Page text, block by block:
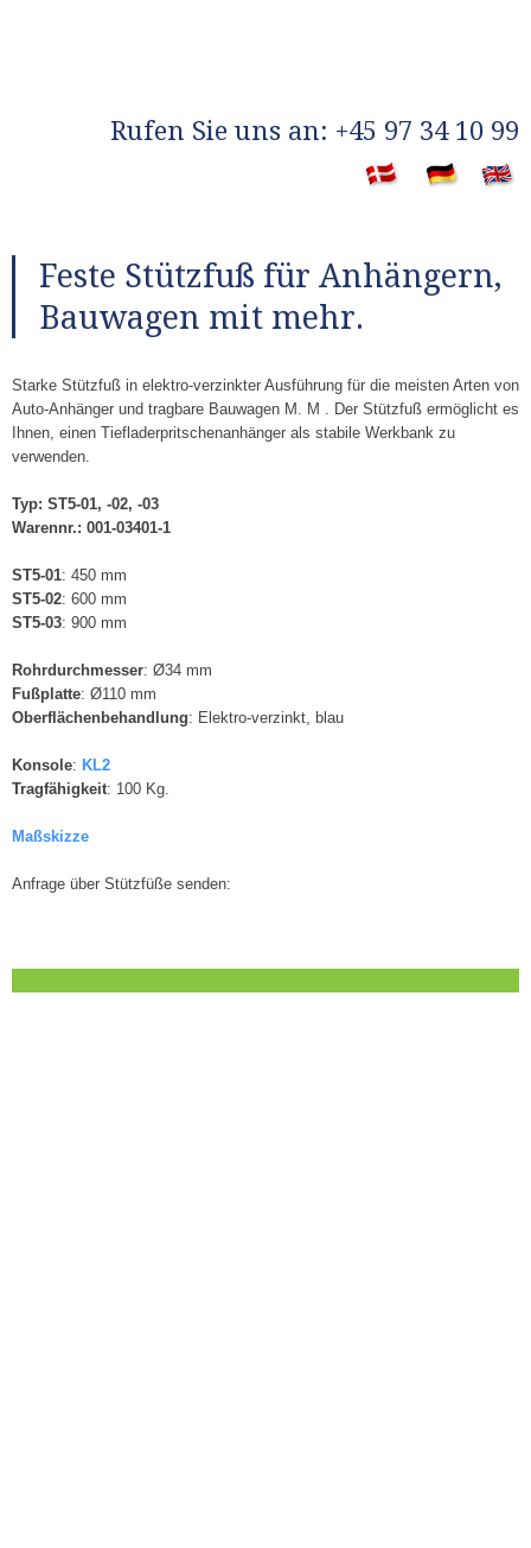
​Rufen Sie uns an: +45 97 34 10 99
Feste Stützfuß für Anhängern,
Bauwagen mit mehr.
Starke Stützfuß in elektro-verzinkter Ausführung für die meisten Arten von
Auto-Anhänger und tragbare Bauwagen M. M . Der Stützfuß ermöglicht es
Ihnen, einen Tiefladerpritschenanhänger als stabile Werkbank zu
verwenden.
Typ: ST5-01, -02, -03
Warennr.: 001-03401-1​
ST5-01: 450 mm
ST5-02: 600 mm
ST5-03: 900 mm
Rohrdurchmesser: Ø34 mm
Fußplatte: Ø110 mm
Oberflächenbehandlung: Elektro-verzinkt, blau
Konsole: ​ KL2
Tragfähigkeit: 100 Kg.
Maßskizze
Anfrage über Stützfüße senden: